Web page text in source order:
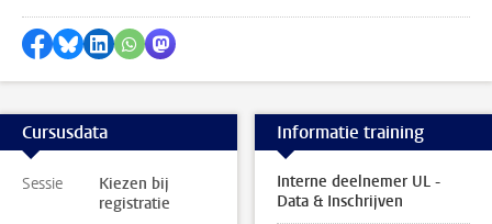
Delen op Facebook
Delen via Bluesky
Delen op LinkedIn
Delen via WhatsApp
Delen via Mastodon
Cursusdata
Sessie
Kiezen bij
registratie
Informatie training
Interne deelnemer UL -
Data & Inschrijven